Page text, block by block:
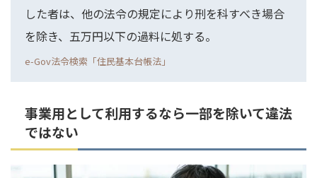
した者は、他の法令の規定により刑を科すべき場合
を除き、五万円以下の過料に処する。
e-Gov法令検索「住民基本台帳法」
事業用として利用するなら一部を除いて違法
ではない